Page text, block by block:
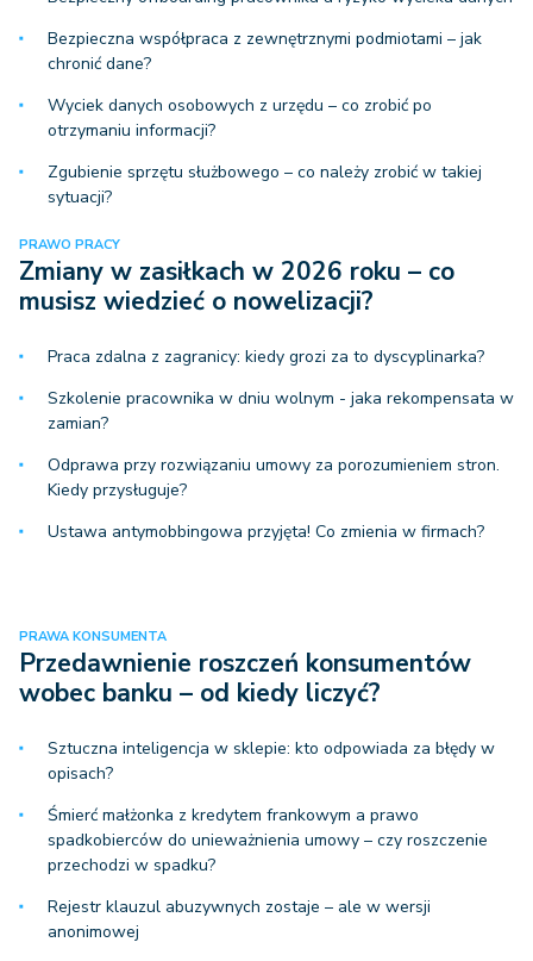
Bezpieczna współpraca z zewnętrznymi podmiotami – jak
chronić dane?
Wyciek danych osobowych z urzędu – co zrobić po
otrzymaniu informacji?
Zgubienie sprzętu służbowego – co należy zrobić w takiej
sytuacji?
PRAWO PRACY
Zmiany w zasiłkach w 2026 roku – co
musisz wiedzieć o nowelizacji?
Praca zdalna z zagranicy: kiedy grozi za to dyscyplinarka?
Szkolenie pracownika w dniu wolnym - jaka rekompensata w
zamian?
Odprawa przy rozwiązaniu umowy za porozumieniem stron.
Kiedy przysługuje?
Ustawa antymobbingowa przyjęta! Co zmienia w firmach?
PRAWA KONSUMENTA
Przedawnienie roszczeń konsumentów
wobec banku – od kiedy liczyć?
Sztuczna inteligencja w sklepie: kto odpowiada za błędy w
opisach?
Śmierć małżonka z kredytem frankowym a prawo
spadkobierców do unieważnienia umowy – czy roszczenie
przechodzi w spadku?
Rejestr klauzul abuzywnych zostaje – ale w wersji
anonimowej